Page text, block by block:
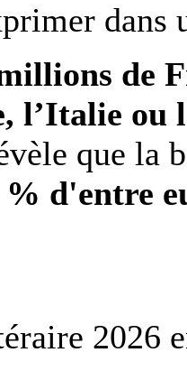
dans
de
l’Italie ou
que la
% d'entre
2026